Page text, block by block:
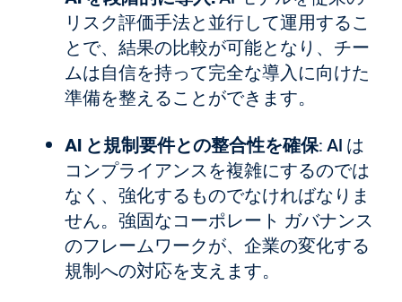
リスク評価手法と並行して運用するこ
とで、結果の比較が可能となり、チー
ムは自信を持って完全な導入に向けた
準備を整えることができます。
AI と規制要件との整合性を確保: AI は
コンプライアンスを複雑にするのでは
なく、強化するものでなければなりま
せん。強固なコーポレート ガバナンス
のフレームワークが、企業の変化する
規制への対応を支えます。